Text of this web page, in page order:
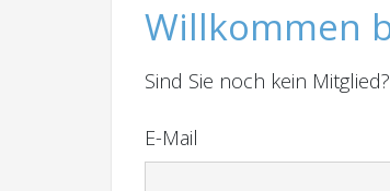
Willkommen
Sind Sie noch kein Mitglied?
E-Mail